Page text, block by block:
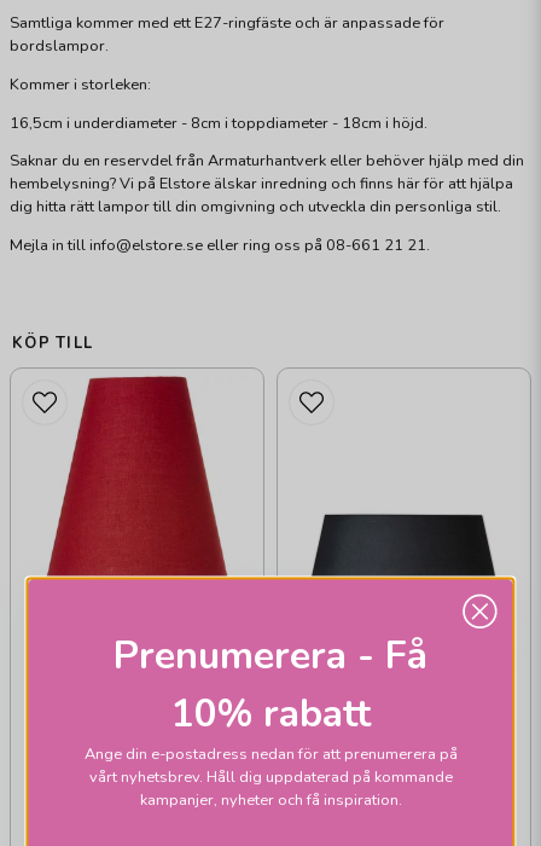
Samtliga kommer med ett E27-ringfäste och är anpassade för
bordslampor.
Kommer i storleken:
16,5cm i underdiameter - 8cm i toppdiameter - 18cm i höjd.
Saknar du en reservdel från Armaturhantverk eller behöver hjälp med din
hembelysning? Vi på Elstore älskar inredning och finns här för att hjälpa
dig hitta rätt lampor till din omgivning och utveckla din personliga stil.
Mejla in till info@elstore.se eller ring oss på 08-661 21 21.
KÖP TILL
ARMATURHANTVERK
Tulpan skärm röd
Prenumerera - Få
10% rabatt
Ange din e-postadress nedan för att prenumerera på
vårt nyhetsbrev. Håll dig uppdaterad på kommande
kampanjer, nyheter och få inspiration.